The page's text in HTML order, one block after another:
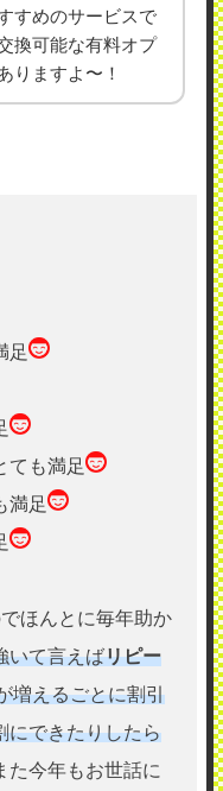
すめのサービスで
換可能な有料オプ
りますよ〜！
足
ても満足
満足
ほんとに毎年助か
いて言えばリピー
増えるごとに割引
にできたりしたら
た今年もお世話に